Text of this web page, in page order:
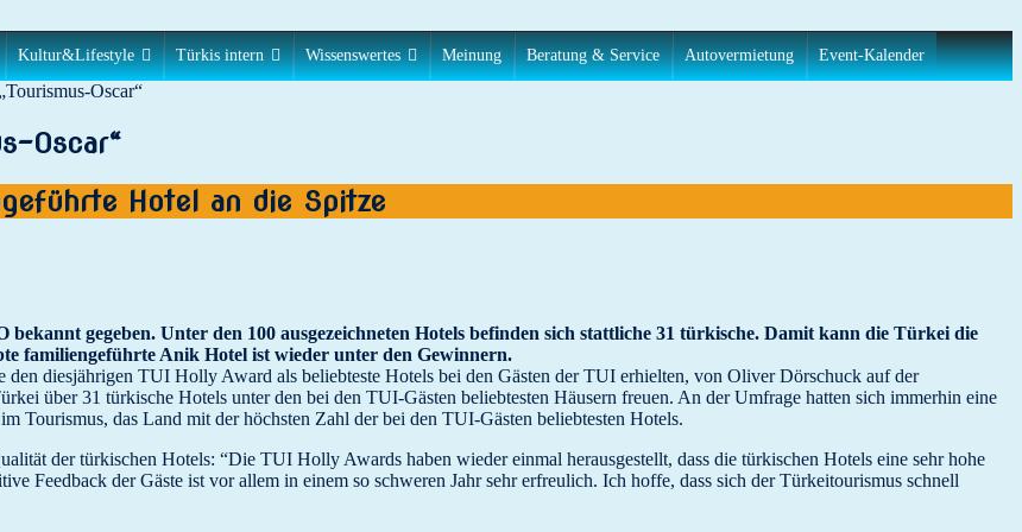
Kultur&Lifestyle Türkis intern Wissenswertes Meinung Beratung & Service Autovermietung Event-Kalender
Oscar“
Oscar“
Hotel an die Spitze
gegeben. Unter den 100 ausgezeichneten Hotels befinden sich stattliche 31 türkische. Damit kann die Türkei die
familiengeführte Anik Hotel ist wieder unter den Gewinnern.
diesjährigen TUI Holly Award als beliebteste Hotels bei den Gästen der TUI erhielten, von Oliver Dörschuck auf der
über 31 türkische Hotels unter den bei den TUI-Gästen beliebtesten Häusern freuen. An der Umfrage hatten sich immerhin eine
das Land mit der höchsten Zahl der bei den TUI-Gästen beliebtesten Hotels.
der türkischen Hotels: “Die TUI Holly Awards haben wieder einmal herausgestellt, dass die türkischen Hotels eine sehr hohe
Feedback der Gäste ist vor allem in einem so schweren Jahr sehr erfreulich. Ich hoffe, dass sich der Türkeitourismus schnell